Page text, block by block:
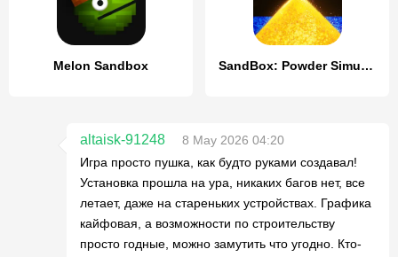
Melon Sandbox SandBox: Powder Simulator
altaisk-91248
8 May 2026 04:20
Игра просто пушка, как будто руками создавал!
Установка прошла на ура, никаких багов нет, все
летает, даже на стареньких устройствах. Графика
кайфовая, а возможности по строительству
просто годные, можно замутить что угодно. Кто-